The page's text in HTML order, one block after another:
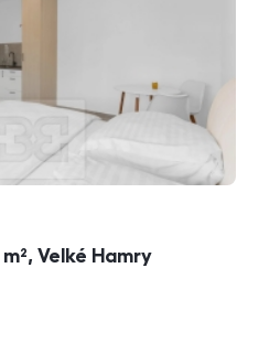
Velké Hamry